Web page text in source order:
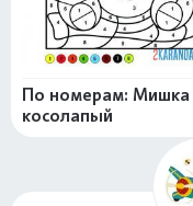
По номерам: Мишка
косолапый